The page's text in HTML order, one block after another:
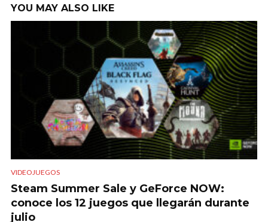
YOU MAY ALSO LIKE
VIDEOJUEGOS
Steam Summer Sale y GeForce NOW:
conoce los 12 juegos que llegarán durante
julio